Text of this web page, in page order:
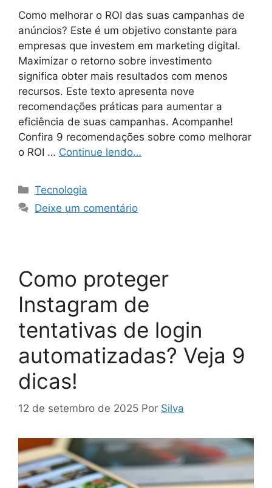
Como melhorar o ROI das suas campanhas de
anúncios? Este é um objetivo constante para
empresas que investem em marketing digital.
Maximizar o retorno sobre investimento
significa obter mais resultados com menos
recursos. Este texto apresenta nove
recomendações práticas para aumentar a
eficiência de suas campanhas. Acompanhe!
Confira 9 recomendações sobre como melhorar
o ROI … Continue lendo…
Categorias
Tecnologia
Deixe um comentário
Como proteger
Instagram de
tentativas de login
automatizadas? Veja 9
dicas!
12 de setembro de 2025 Por Silva